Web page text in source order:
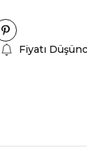
Fiyatı